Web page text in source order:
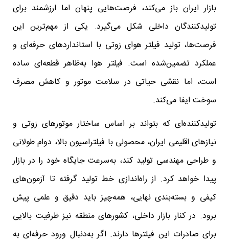
بازار ایران باز می‌کند، فرصت‌هایی پنهان اما ارزشمند برای
تولیدکنندگان داخلی شکل می‌گیرد. یکی از مهم‌ترین این
فرصت‌ها، تولید فیلتر هوای زوتی با استانداردهای حرفه‌ای و
عملکرد تضمین‌شده است. فیلتر هوا به‌ظاهر قطعه‌ای ساده
است، اما نقشی حیاتی در سلامت موتور و کاهش مصرف
سوخت ایفا می‌کند.
تولیدکننده‌ای که بتواند بر اساس ساختار موتورهای زوتی و
نیازهای اقلیمی ایران، محصولی با فیلتراسیون بالا، دوام طولانی
و طراحی مهندسی تولید کند، به‌سرعت جایگاه خود را در بازار
پیدا خواهد کرد. از راه‌اندازی خط تولید گرفته تا آزمون‌های
کیفی و بسته‌بندی نهایی، همه‌چیز باید دقیق و علمی پیش
برود. در کنار بازار داخلی، کشورهای منطقه نیز ظرفیت بالایی
برای صادرات این فیلترها دارند. اگر به‌دنبال ورود حرفه‌ای به